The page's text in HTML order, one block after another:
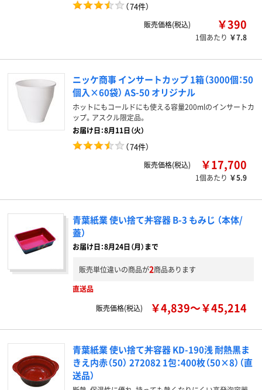
（74件）
販売価格(税込) ￥390
1個あたり ￥7.8
ニッケ商事 インサートカップ 1箱（3000個：50
個入×60袋） AS-50 オリジナル
ホットにもコールドにも使える容量200mlのインサートカ
ップ。アスクル限定品。
お届け日：8月11日（火）
（74件）
販売価格(税込) ￥17,700
1個あたり ￥5.9
青葉紙業 使い捨て丼容器 B-3 もみじ （本体/
蓋）
お届け日：8月24日（月）まで
販売単位違いの商品が2商品あります
直送品
販売価格(税込)
￥4,839～￥45,214
青葉紙業 使い捨て丼容器 KD-190浅 耐熱黒ま
きえ内赤（50） 272082 1包：400枚（50×8）（直
送品）